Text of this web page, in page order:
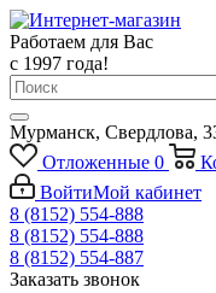
Работаем для Вас
с 1997 года!
Мурманск, Свердлова,
Отложенные 0
ВойтиМой кабинет
8 (8152) 554-888
8 (8152) 554-888
8 (8152) 554-887
Заказать звонок